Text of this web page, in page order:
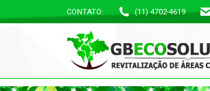
CONTATO: (11) 4702-4619